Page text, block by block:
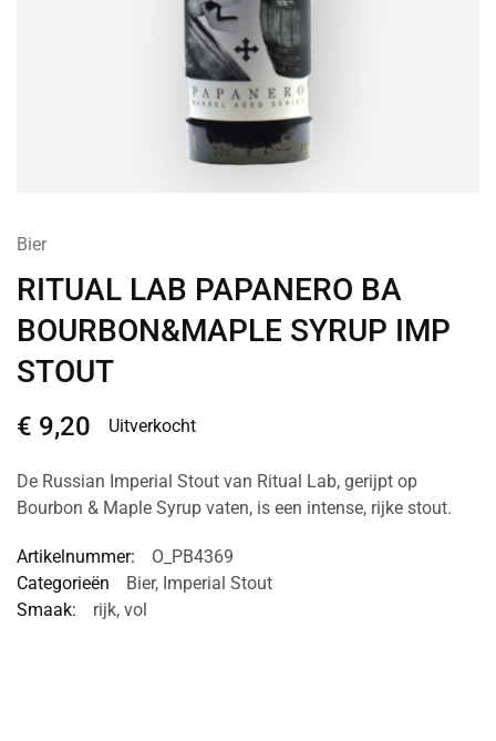
Bier
RITUAL LAB PAPANERO BA
BOURBON&MAPLE SYRUP IMP
STOUT
€ 9,20 Uitverkocht
De Russian Imperial Stout van Ritual Lab, gerijpt op
Bourbon & Maple Syrup vaten, is een intense, rijke stout.
Artikelnummer:
O_PB4369
Categorieën
Bier, Imperial Stout
Smaak:
rijk, vol